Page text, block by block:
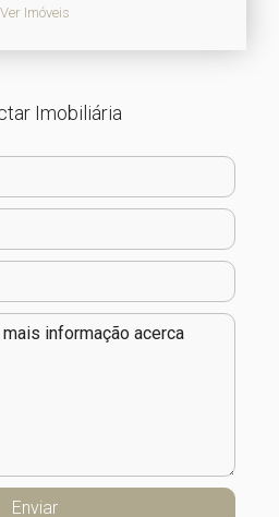
Ver Imóveis
Imobiliária